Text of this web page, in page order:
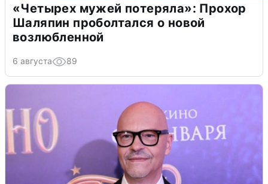
«Четырех мужей потеряла»: Прохор
Шаляпин проболтался о новой
возлюбленной
6 августа 89